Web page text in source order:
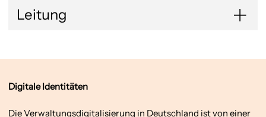
Leitung
Digitale Identitäten
Die Verwaltungsdigitalisierung in Deutschland ist von einer